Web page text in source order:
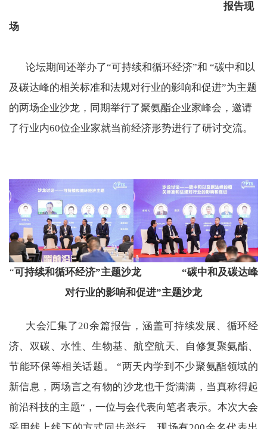
报告现
场
论坛期间还举办了“可持续和循环经济”和 “碳中和以
及碳达峰的相关标准和法规对行业的影响和促进”为主题
的两场企业沙龙，同期举行了聚氨酯企业家峰会，邀请
了行业内60位企业家就当前经济形势进行了研讨交流。
“可持续和循环经济”主题沙龙 “碳中和及碳达峰
对行业的影响和促进”主题沙龙
大会汇集了20余篇报告，涵盖可持续发展、循环经
济、双碳、水性、生物基、航空航天、自修复聚氨酯、
节能环保等相关话题。 “两天内学到不少聚氨酯领域的
新信息，两场言之有物的沙龙也干货满满，当真称得起
前沿科技的主题“，一位与会代表向笔者表示。本次大会